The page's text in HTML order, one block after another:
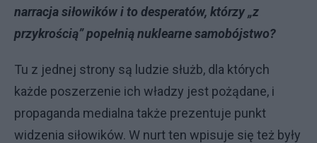
narracja siłowików i to desperatów, którzy „z
przykrością” popełnią nuklearne samobójstwo?
Tu z jednej strony są ludzie służb, dla których
każde poszerzenie ich władzy jest pożądane, i
propaganda medialna także prezentuje punkt
widzenia siłowików. W nurt ten wpisuje się też były